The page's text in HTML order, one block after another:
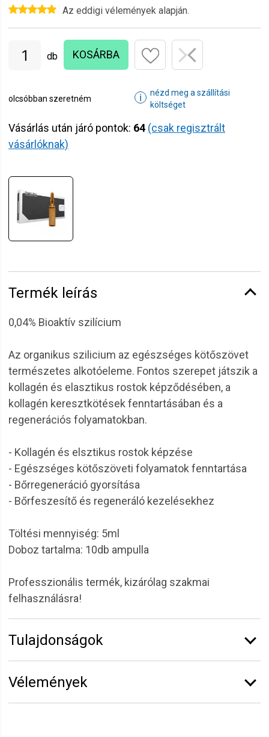
Az eddigi vélemények alapján.
db KOSÁRBA
olcsóbban szeretném ℹ
nézd meg a szállítási
költséget
Vásárlás után járó pontok: 64 (csak regisztrált
vásárlóknak)
Termék leírás
0,04% Bioaktív szilícium
Az organikus szilicium az egészséges kötőszövet
természetes alkotóeleme. Fontos szerepet játszik a
kollagén és elasztikus rostok képződésében, a
kollagén keresztkötések fenntartásában és a
regenerációs folyamatokban.
- Kollagén és elsztikus rostok képzése
- Egészséges kötőszöveti folyamatok fenntartása
- Bőrregeneráció gyorsítása
- Bőrfeszesítő és regeneráló kezelésekhez
Töltési mennyiség: 5ml
Doboz tartalma: 10db ampulla
Professzionális termék, kizárólag szakmai
felhasználásra!
Tulajdonságok
Kiszerelés:
Vélemények